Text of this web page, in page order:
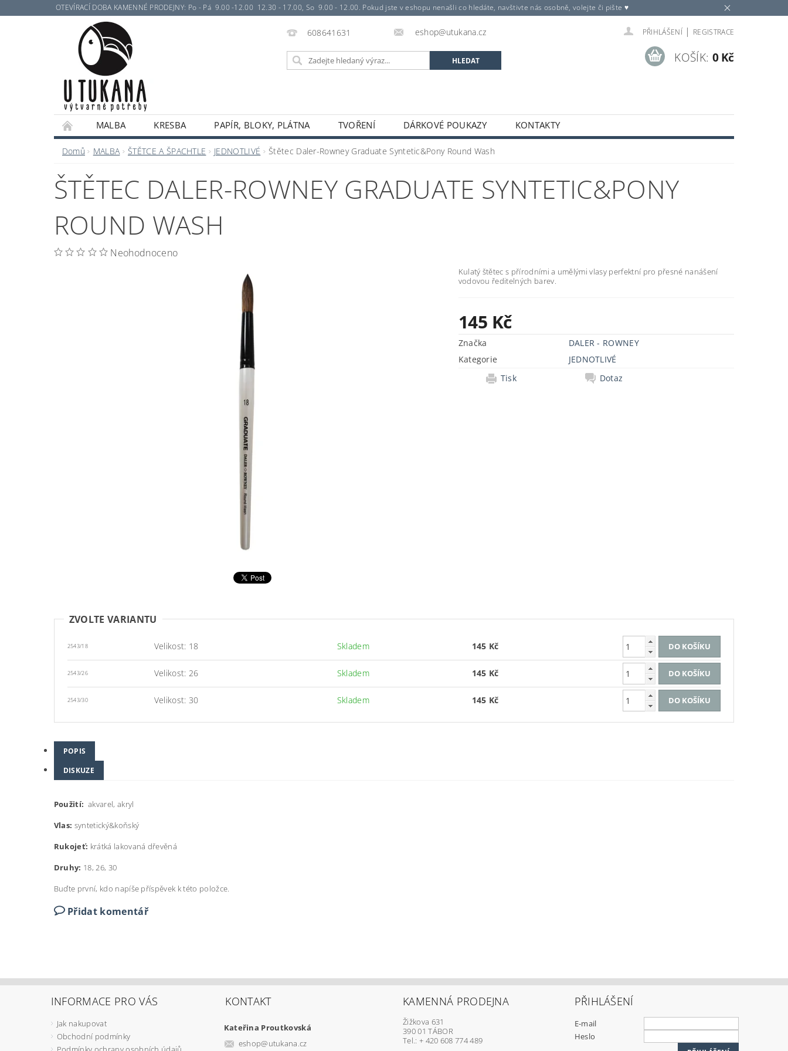
OTEVÍRACÍ DOBA KAMENNÉ PRODEJNY: Po - Pá 9.00 -12.00 12.30 - 17.00, So 9.00 - 12.00. Pokud jste v eshopu nenašli co hledáte, navštivte nás osobně, volejte či pište ♥
608641631 eshop@utukana.cz PŘIHLÁŠENÍ | REGISTRACE
KOŠÍK: 0 Kč
MALBA KRESBA PAPÍR, BLOKY, PLÁTNA TVOŘENÍ DÁRKOVÉ POUKAZY KONTAKTY
Domů MALBA ŠTĚTCE A ŠPACHTLE JEDNOTLIVÉ Štětec Daler-Rowney Graduate Syntetic&Pony Round Wash
ŠTĚTEC DALER-ROWNEY GRADUATE SYNTETIC&PONY
ROUND WASH
Neohodnoceno
Kulatý štětec s přírodními a umělými vlasy perfektní pro přesné nanášení
vodovou ředitelných barev.
145 Kč
Značka
DALER - ROWNEY
Kategorie
JEDNOTLIVÉ
Tisk
Dotaz
ZVOLTE VARIANTU
2543/18 Velikost: 18 Skladem 145 Kč
2543/26 Velikost: 26 Skladem 145 Kč
2543/30 Velikost: 30 Skladem 145 Kč
POPIS
DISKUZE
Použití: akvarel, akryl
Vlas: syntetický&koňský
Rukojeť: krátká lakovaná dřevěná
Druhy: 18, 26, 30
Buďte první, kdo napíše příspěvek k této položce.
Přidat komentář
INFORMACE PRO VÁS
Jak nakupovat
Obchodní podmínky
KONTAKT
Kateřina Proutkovská
eshop@utukana.cz
KAMENNÁ PRODEJNA
Žižkova 631
390 01 TÁBOR
Tel.: + 420 608 774 489
PŘIHLÁŠENÍ
E-mail
Heslo